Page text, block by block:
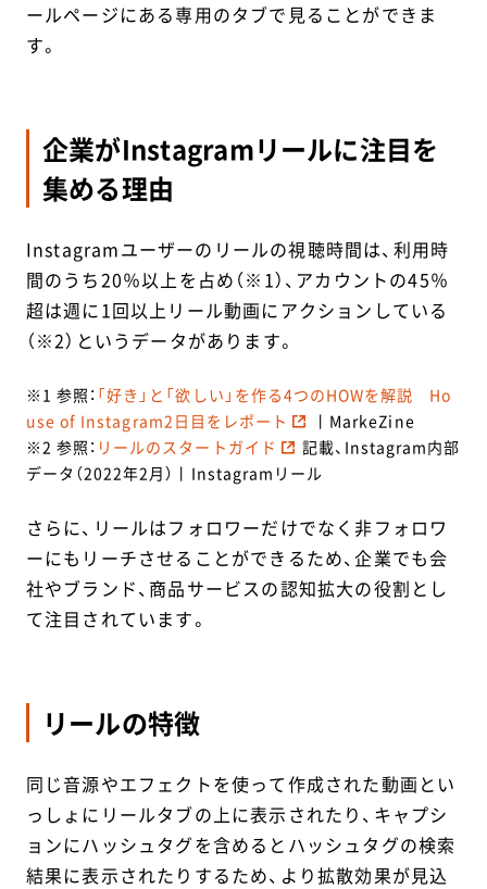
ールページにある専用のタブで見ることができま
す。
企業がInstagramリールに注目を
集める理由
Instagramユーザーのリールの視聴時間は、利用時
間のうち20％以上を占め（※1）、アカウントの45％
超は週に1回以上リール動画にアクションしている
（※2）というデータがあります。
※1 参照： 「好き」と「欲しい」を作る4つのHOWを解説 Ho
use of Instagram2日目をレポート
丨MarkeZine
※2 参照： リールのスタートガイド
記載、Instagram内部
データ（2022年2月）丨Instagramリール
さらに、リールはフォロワーだけでなく非フォロワ
ーにもリーチさせることができるため、企業でも会
社やブランド、商品サービスの認知拡大の役割とし
て注目されています。
リールの特徴
同じ音源やエフェクトを使って作成された動画とい
っしょにリールタブの上に表示されたり、キャプシ
ョンにハッシュタグを含めるとハッシュタグの検索
結果に表示されたりするため、より拡散効果が見込